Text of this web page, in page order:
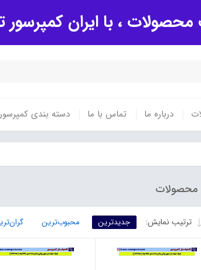
، با ایران
درباره ما تماس با ما دسته بندی کمپرسور
محصولات
ترتیب نمایش: جدیدترین محبوب‌ترین